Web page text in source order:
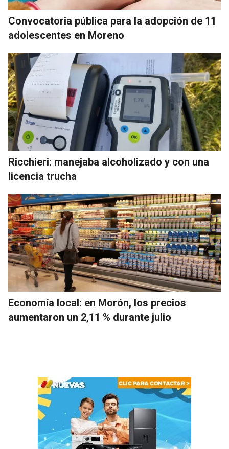
Convocatoria pública para la adopción de 11
adolescentes en Moreno
Ricchieri: manejaba alcoholizado y con una
licencia trucha
Economía local: en Morón, los precios
aumentaron un 2,11 % durante julio